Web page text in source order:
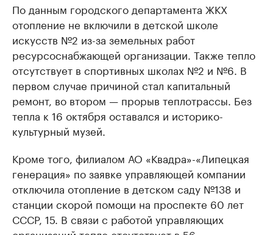
По данным городского департамента ЖКХ
отопление не включили в детской школе
искусств №2 из-за земельных работ
ресурсоснабжающей организации. Также тепло
отсутствует в спортивных школах №2 и №6. В
первом случае причиной стал капитальный
ремонт, во втором — прорыв теплотрассы. Без
тепла к 16 октября оставался и историко-
культурный музей.
Кроме того, филиалом АО «Квадра»-«Липецкая
генерация» по заявке управляющей компании
отключила отопление в детском саду №138 и
станции скорой помощи на проспекте 60 лет
СССР, 15. В связи с работой управляющих